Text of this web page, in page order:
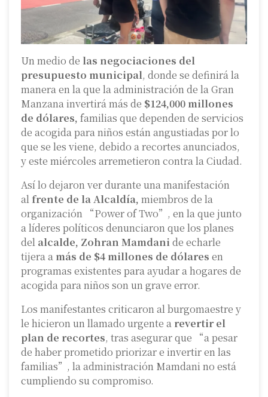
Un medio de las negociaciones del
presupuesto municipal, donde se definirá la
manera en la que la administración de la Gran
Manzana invertirá más de $124,000 millones
de dólares, familias que dependen de servicios
de acogida para niños están angustiadas por lo
que se les viene, debido a recortes anunciados,
y este miércoles arremetieron contra la Ciudad.
Así lo dejaron ver durante una manifestación
alfrente de la Alcaldía, miembros de la
organización “Power of Two”, en la que junto
a líderes políticos denunciaron que los planes
del alcalde, Zohran Mamdanide echarle
tijera a más de $4 millones de dólares en
programas existentes para ayudar a hogares de
acogida para niños son un grave error.
Los manifestantes criticaron al burgomaestre y
le hicieron un llamado urgente a revertir el
plan de recortes, tras asegurar que “a pesar
de haber prometido priorizar e invertir en las
familias”, la administración Mamdani no está
cumpliendo su compromiso.